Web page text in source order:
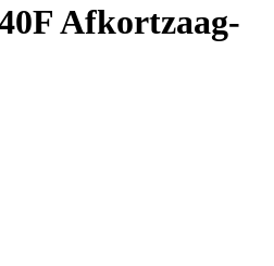
Afkortzaag-